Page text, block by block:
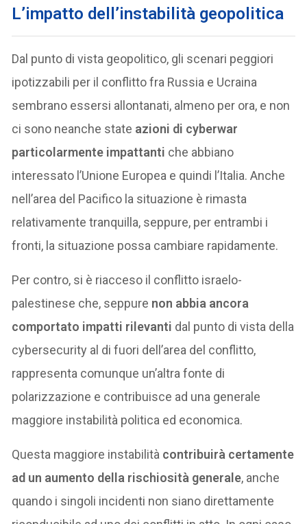
L’impatto dell’instabilità geopolitica
Dal punto di vista geopolitico, gli scenari peggiori
ipotizzabili per il conflitto fra Russia e Ucraina
sembrano essersi allontanati, almeno per ora, e non
ci sono neanche state azioni di cyberwar
particolarmente impattanti che abbiano
interessato l’Unione Europea e quindi l’Italia. Anche
nell’area del Pacifico la situazione è rimasta
relativamente tranquilla, seppure, per entrambi i
fronti, la situazione possa cambiare rapidamente.
Per contro, si è riacceso il conflitto israelo-
palestinese che, seppure non abbia ancora
comportato impatti rilevanti dal punto di vista della
cybersecurity al di fuori dell’area del conflitto,
rappresenta comunque un’altra fonte di
polarizzazione e contribuisce ad una generale
maggiore instabilità politica ed economica.
Questa maggiore instabilità contribuirà certamente
ad un aumento della rischiosità generale, anche
quando i singoli incidenti non siano direttamente